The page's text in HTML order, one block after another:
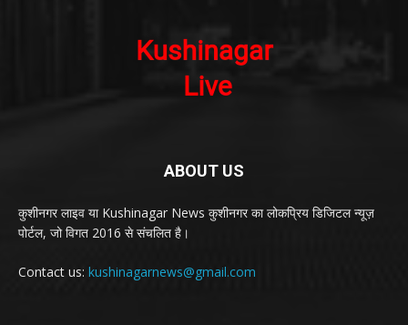
ABOUT US
कुशीनगर लाइव या Kushinagar News कुशीनगर का लोकप्रिय डिजिटल न्यूज़
पोर्टल, जो विगत 2016 से संचलित है।
Contact us: kushinagarnews@gmail.com